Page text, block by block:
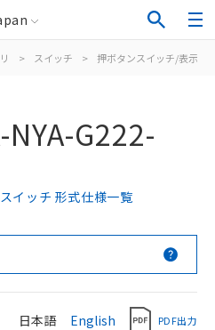
> スイッチ > 押ボタンスイッチ/表示灯
G222-
イッチ 形式仕様一覧
日本語 English PDF出力